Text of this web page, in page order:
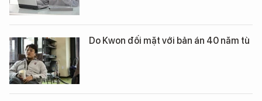
Do Kwon đối mặt với bản án 40 năm tù